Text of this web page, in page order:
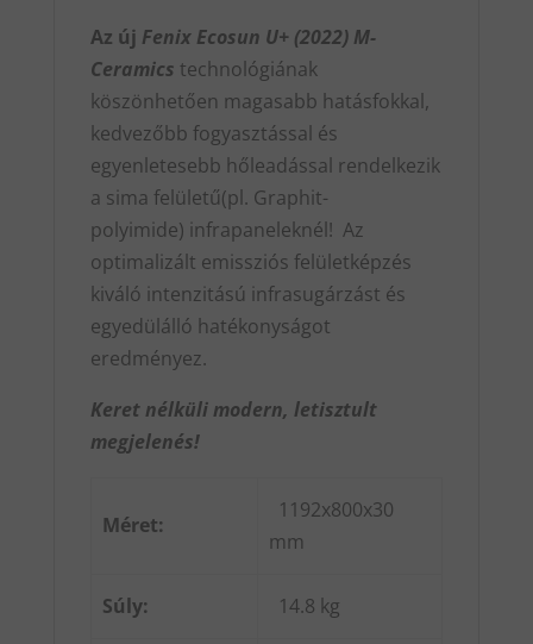
Az új Fenix Ecosun U+ (2022) M-
Ceramics technológiának
köszönhetően magasabb hatásfokkal,
kedvezőbb fogyasztással és
egyenletesebb hőleadással rendelkezik
a sima felületű(pl. Graphit-
polyimide) infrapaneleknél! Az
optimalizált emissziós felületképzés
kiváló intenzitású infrasugárzást és
egyedülálló hatékonyságot
eredményez.
Keret nélküli modern, letisztult
megjelenés!
Méret:
1192x800x30
mm
Súly: 14.8 kg